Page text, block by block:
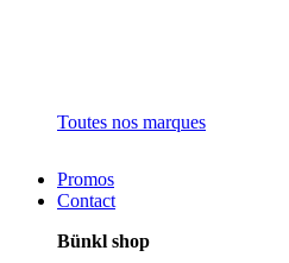
Toutes nos marques
Promos
Contact
Bünkl shop